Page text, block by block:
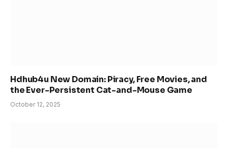
Hdhub4u New Domain: Piracy, Free Movies, and
the Ever-Persistent Cat-and-Mouse Game
October 12, 2025